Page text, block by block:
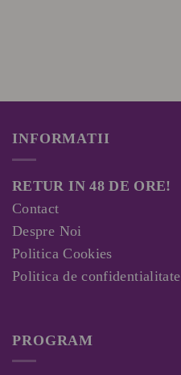
INFORMATII
RETUR IN 48 DE ORE!
Contact
Despre Noi
Politica Cookies
Politica de confidentialitate
PROGRAM